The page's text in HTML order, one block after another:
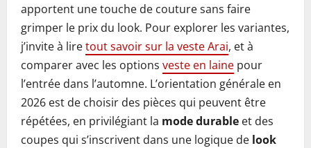
apportent une touche de couture sans faire
grimper le prix du look. Pour explorer les variantes,
j’invite à liretout savoir sur la veste Arai, et à
comparer avec les options veste en laine pour
l’entrée dans l’automne. L’orientation générale en
2026 est de choisir des pièces qui peuvent être
répétées, en privilégiant la mode durable et des
coupes qui s’inscrivent dans une logique de look